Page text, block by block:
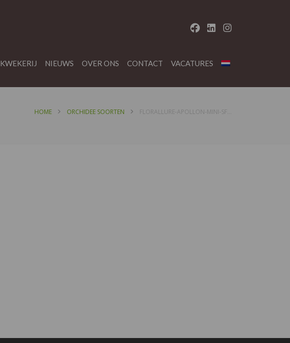
KWEKERIJ NIEUWS OVER ONS CONTACT VACATURES
HOME ORCHIDEE SOORTEN